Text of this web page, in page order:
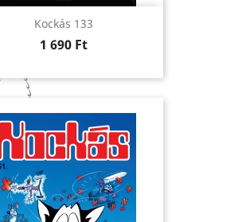
Kockás 133
Ár
1 690 Ft